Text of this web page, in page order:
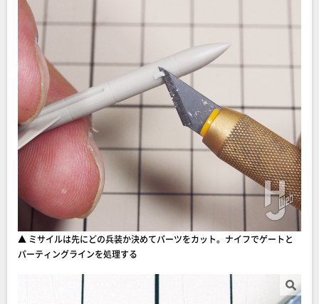
▲ ミサイルは先にどの兵装か決めてパーツをカット。ナイフでゲートと
パーティングラインを処理する